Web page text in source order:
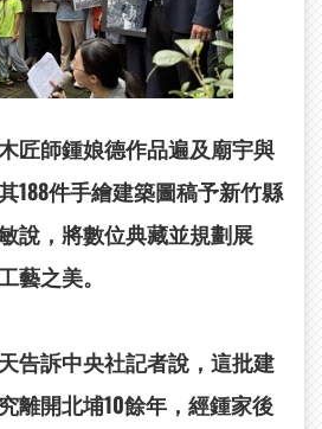
匠師鍾娘德作品遍及廟宇與
188件手繪建築圖稿予新竹縣
說，將數位典藏並規劃展
藝之美。
告訴中央社記者說，這批建
離開北埔10餘年，經鍾家後